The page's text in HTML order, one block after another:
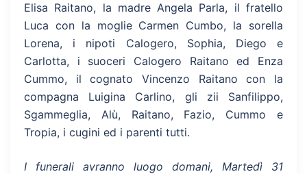
Elisa Raitano, la madre Angela Parla, il fratello
Luca con la moglie Carmen Cumbo, la sorella
Lorena, i nipoti Calogero, Sophia, Diego e
Carlotta, i suoceri Calogero Raitano ed Enza
Cummo, il cognato Vincenzo Raitano con la
compagna Luigina Carlino, gli zii Sanfilippo,
Sgammeglia, Alù, Raitano, Fazio, Cummo e
Tropia, i cugini ed i parenti tutti.
I funerali avranno luogo domani, Martedì 31